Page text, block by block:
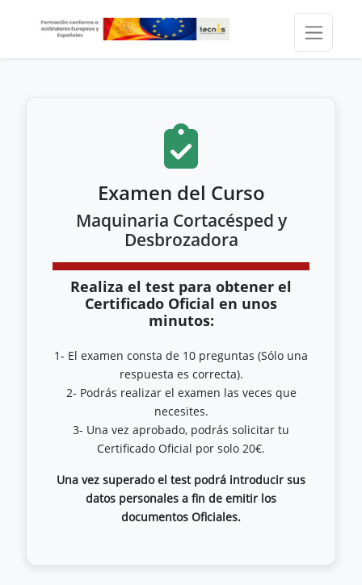
Examen del Curso
Maquinaria Cortacésped y
Desbrozadora
Realiza el test para obtener el
Certificado Oficial en unos
minutos:
1- El examen consta de 10 preguntas (Sólo una
respuesta es correcta).
2- Podrás realizar el examen las veces que
necesites.
3- Una vez aprobado, podrás solicitar tu
Una vez superado el test podrá introducir sus
datos personales a fin de emitir los
documentos Oficiales.